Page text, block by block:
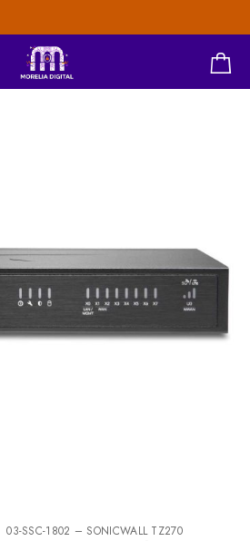
03-SSC-1802 – SONICWALL TZ270